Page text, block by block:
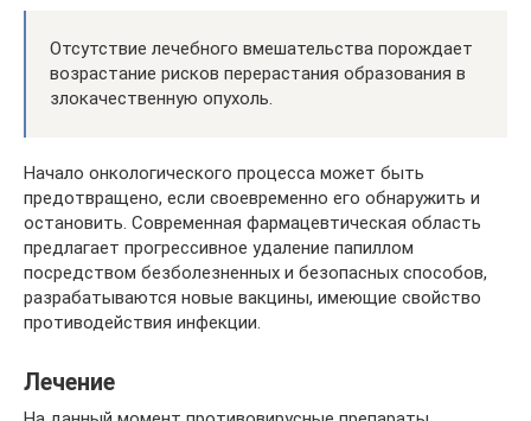
Отсутствие лечебного вмешательства порождает
возрастание рисков перерастания образования в
злокачественную опухоль.
Начало онкологического процесса может быть
предотвращено, если своевременно его обнаружить и
остановить. Современная фармацевтическая область
предлагает прогрессивное удаление папиллом
посредством безболезненных и безопасных способов,
разрабатываются новые вакцины, имеющие свойство
противодействия инфекции.
Лечение